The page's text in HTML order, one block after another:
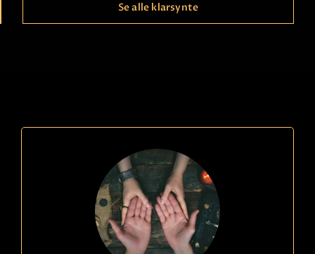
Ser med tarotkort & pendel om du vil. Jeg er åpen,
tar lett inn energier på deg og de rundt deg. Kan
hjelpe deg å se veien din for deg - sier det jeg ser!
Se alle klarsynte